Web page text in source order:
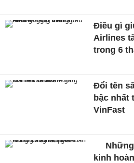
Điều gì
Airlines
trong 6
Đổi tên
bậc nhất
VinFast
kinh